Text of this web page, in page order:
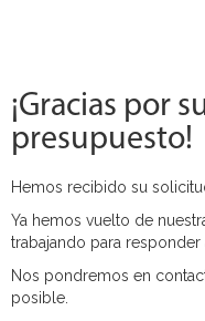
¡Gracias por
presupuesto!
Hemos recibido su
Ya hemos vuelto de
trabajando para
Nos pondremos en
posible.